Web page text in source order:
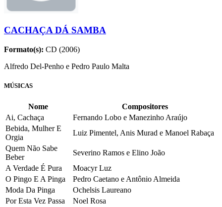
CACHAÇA DÁ SAMBA
Formato(s): CD (2006)
Alfredo Del-Penho e Pedro Paulo Malta
MÚSICAS
Nome
Compositores
Ai, Cachaça
Fernando Lobo e Manezinho Araújo
Bebida, Mulher E
Orgia
Luiz Pimentel, Anis Murad e Manoel Rabaça
Quem Não Sabe
Beber
Severino Ramos e Elino João
A Verdade É Pura
Moacyr Luz
O Pingo E A Pinga
Pedro Caetano e Antônio Almeida
Moda Da Pinga
Ochelsis Laureano
Por Esta Vez Passa
Noel Rosa